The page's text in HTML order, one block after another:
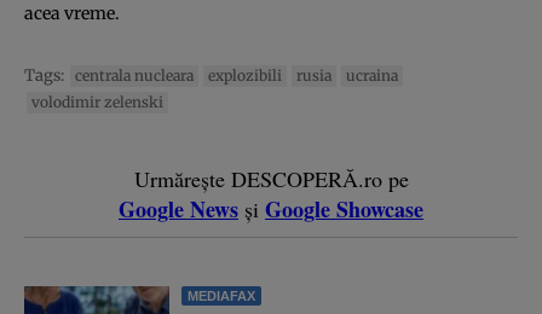
acea vreme.
Tags: centrala nucleara explozibili rusia
ucraina
volodimir zelenski
Urmărește DESCOPERĂ.ro pe
Google News și Google Showcase
MEDIAFAX